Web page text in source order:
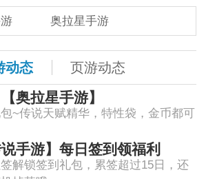
奥拉星手游
动态 页游动态
【奥拉星手游】
~传说天赋精华，特性袋，金币都可
说手游】每日签到领福利
解锁签到礼包，累签超过15日，还